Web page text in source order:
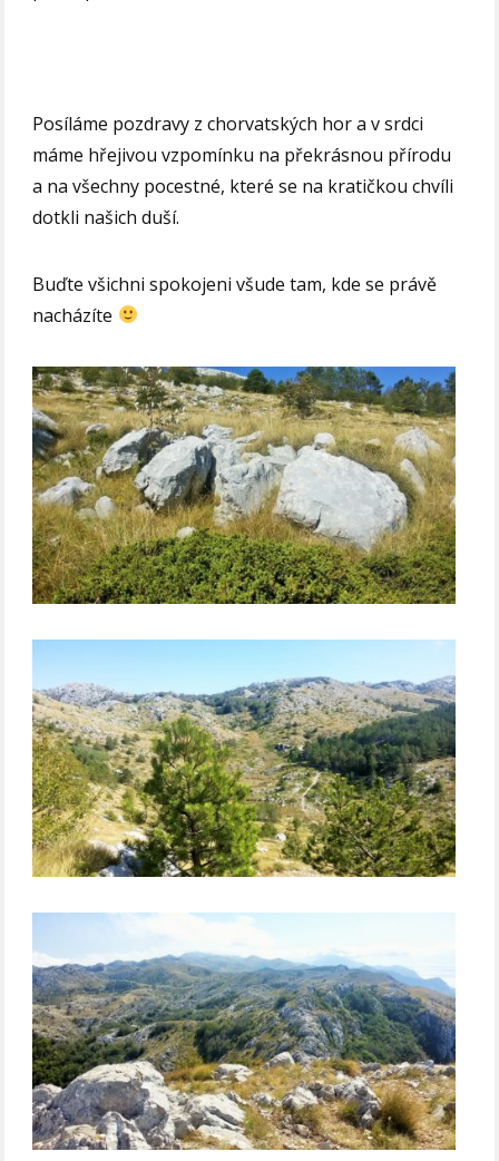
Posíláme pozdravy z chorvatských hor a v srdci
máme hřejivou vzpomínku na překrásnou přírodu
a na všechny pocestné, které se na kratičkou chvíli
dotkli našich duší.
Buďte všichni spokojeni všude tam, kde se právě
nacházíte